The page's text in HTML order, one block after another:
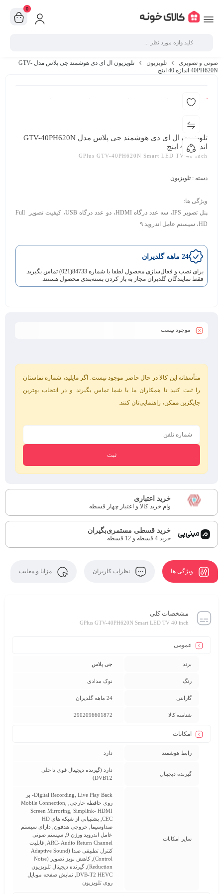
0
صوتی و تصویری تلویزیون
تلویزیون ال ای دی هوشمند جی پلاس مدل GTV-
40PH620N اندازه 40 اینچ
تلویزیون ال ای دی هوشمند جی پلاس مدل GTV-40PH620N
اندازه 40 اینچ
GPlus GTV-40PH620N Smart LED TV 40 Inch
دسته : تلویزیون
ویژگی ها:
پنل تصویر IPS، سه عدد درگاه HDMI، دو عدد درگاه USB، کیفیت تصویر Full
HD، سیستم عامل اندروید ۹
24 ماهه گلدیران
برای نصب و فعال‌سازی محصول لطفا با شماره 84733(021) تماس بگیرید.
فقط نمایندگان گلدیران مجاز به باز کردن بسته‌بندی محصول هستند.
موجود نیست
متأسفانه این کالا در حال حاضر موجود نیست. اگر مایلید، شماره تماستان
را ثبت کنید تا همکاران ما با شما تماس بگیرند و در انتخاب بهترین
جایگزین ممکن، راهنمایی‌تان کنند.
خرید اعتباری
وام خرید کالا و اعتبار چهار قسطه
خرید قسطی مستمری‌بگیران
خرید 4 قسطه و 12 قسطه
ویژگی ها نظرات کاربران مزایا و معایب
مشخصات کلی
GPlus GTV-40PH620N Smart LED TV 40 inch
عمومی
برند جی پلاس
رنگ نوک مدادی
گارانتی 24 ماهه گلدیران
شناسه کالا 2902096601872
امکانات
رابط هوشمند دارد
گيرنده ديجيتال
دارد (گیرنده دیجیتال قوی داخلی
DVBT2)
سایر امکانات
Digital Recording, Live Play Back- بر
روی حافظه خارجی, Mobile Connection,
Screen Mirroring, Simplink- HDMI
CEC, پشتیبانی از شبکه های HD
صداوسیما, خروجی هدفون, دارای سیستم
عامل اندروید ورژن 9, سیستم صوتی
ARC- Audio Return Channel, قابلیت
کنترل تطبیقی صدا (Adaptive Sound
Control), کاهش نویز تصویر (Noise
Reduction), گیرنده دیجیتال تلویزیون
DVB-T2 HEVC, نمایش صفحه موبایل
روی تلویزیون